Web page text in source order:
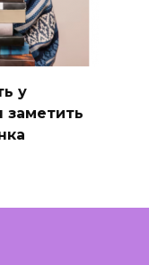
у
заметить